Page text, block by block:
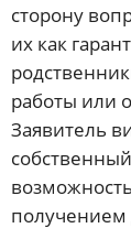
сторону
их как
работы или
Заявитель